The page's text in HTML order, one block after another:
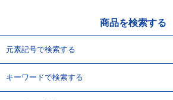
商品を検索する
元素記号で検索する
キーワードで検索する